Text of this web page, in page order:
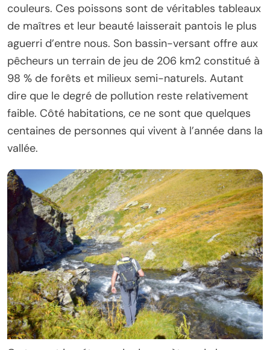
couleurs. Ces poissons sont de véritables tableaux
de maîtres et leur beauté laisserait pantois le plus
aguerri d’entre nous. Son bassin-versant offre aux
pêcheurs un terrain de jeu de 206 km2 constitué à
98 % de forêts et milieux semi-naturels. Autant
dire que le degré de pollution reste relativement
faible. Côté habitations, ce ne sont que quelques
centaines de personnes qui vivent à l’année dans la
vallée.